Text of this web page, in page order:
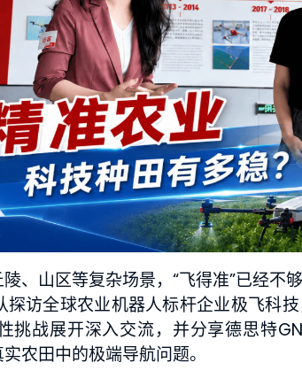
、山区等复杂场景，“飞得准”已经不
访全球农业机器人标杆企业极飞科
挑战展开深入交流，并分享德思特
农田中的极端导航问题。